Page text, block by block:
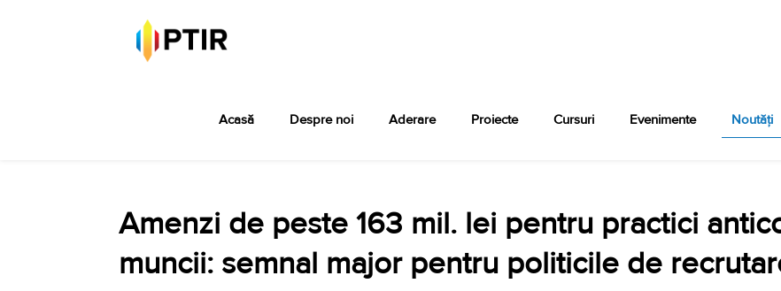
Acasă Despre noi Aderare Proiecte Cursuri Evenimente Noutăți
Amenzi de peste 163 mil. lei pentru practici
muncii: semnal major pentru politicile de